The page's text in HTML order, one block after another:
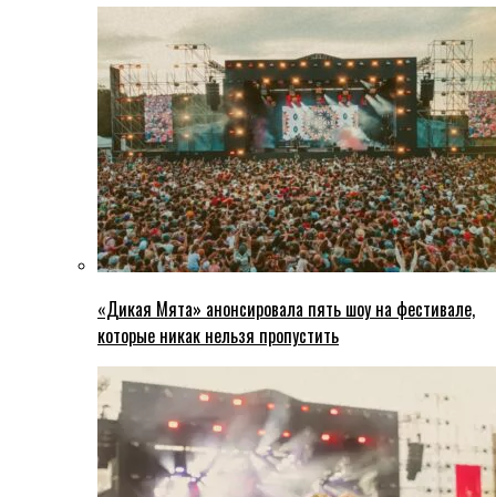
«Дикая Мята» анонсировала пять шоу на фестивале,
которые никак нельзя пропустить